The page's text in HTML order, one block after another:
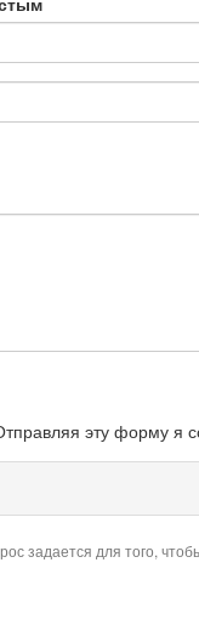
эту форму я
задается для того,